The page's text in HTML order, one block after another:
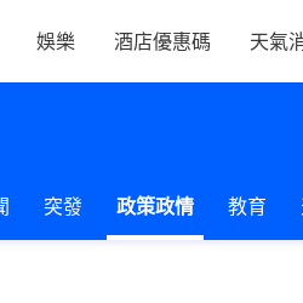
娛樂 酒店優惠碼 天氣
突發 政策政情 教育